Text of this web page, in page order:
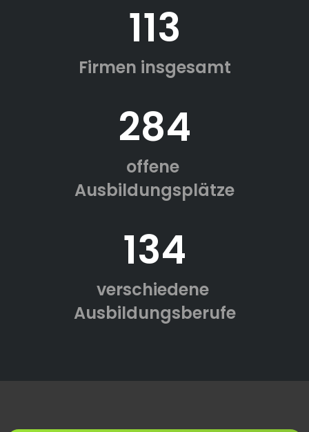
113
Firmen insgesamt
284
offene
Ausbildungsplätze
134
verschiedene
Ausbildungsberufe